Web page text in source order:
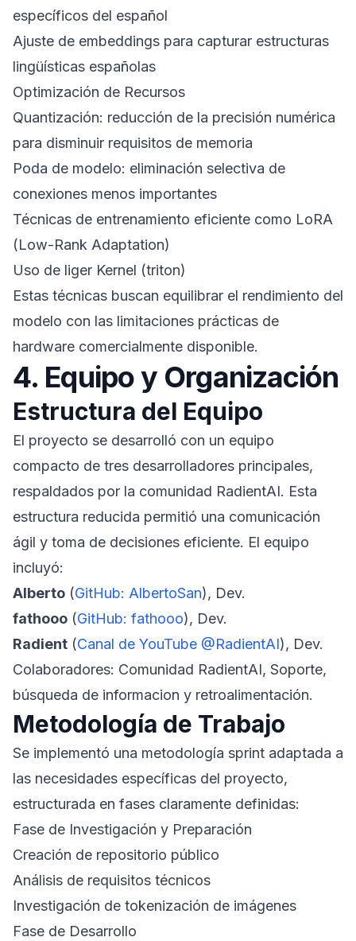
específicos del español
Ajuste de embeddings para capturar estructuras
lingüísticas españolas
Optimización de Recursos
Quantización: reducción de la precisión numérica
para disminuir requisitos de memoria
Poda de modelo: eliminación selectiva de
conexiones menos importantes
Técnicas de entrenamiento eficiente como LoRA
(Low-Rank Adaptation)
Uso de liger Kernel (triton)
Estas técnicas buscan equilibrar el rendimiento del
modelo con las limitaciones prácticas de
hardware comercialmente disponible.
4. Equipo y Organización
Estructura del Equipo
El proyecto se desarrolló con un equipo
compacto de tres desarrolladores principales,
respaldados por la comunidad RadientAI. Esta
estructura reducida permitió una comunicación
ágil y toma de decisiones eficiente. El equipo
incluyó:
Alberto (GitHub: AlbertoSan), Dev.
fathooo (GitHub: fathooo), Dev.
Radient (Canal de YouTube @RadientAI), Dev.
Colaboradores: Comunidad RadientAI, Soporte,
búsqueda de informacion y retroalimentación.
Metodología de Trabajo
Se implementó una metodología sprint adaptada a
las necesidades específicas del proyecto,
estructurada en fases claramente definidas:
Fase de Investigación y Preparación
Creación de repositorio público
Análisis de requisitos técnicos
Investigación de tokenización de imágenes
Fase de Desarrollo